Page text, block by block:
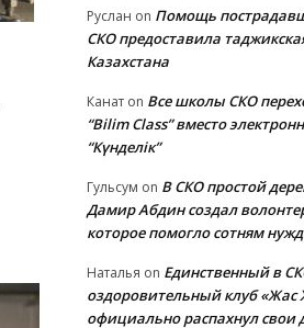
Руслан on Помощь
СКО предоставила
Казахстана
Канат on Все школы СКО
“Bilim Class” вместо
“Күнделік”
Гульсум on В СКО простой
Дамир Абдин создал
которое помогло сотням
Наталья on Единственный в
оздоровительный клуб «Жас
официально распахнул свои